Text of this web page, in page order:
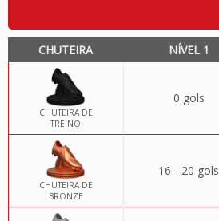
CHUTEIRA NÍVEL 1
CHUTEIRA DE
TREINO
0 gols
CHUTEIRA DE
BRONZE
16 - 20 gols